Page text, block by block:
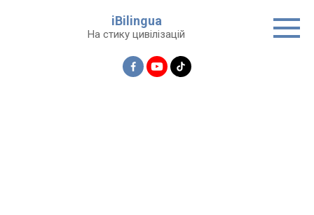
iBilingua
На стику цивілізацій